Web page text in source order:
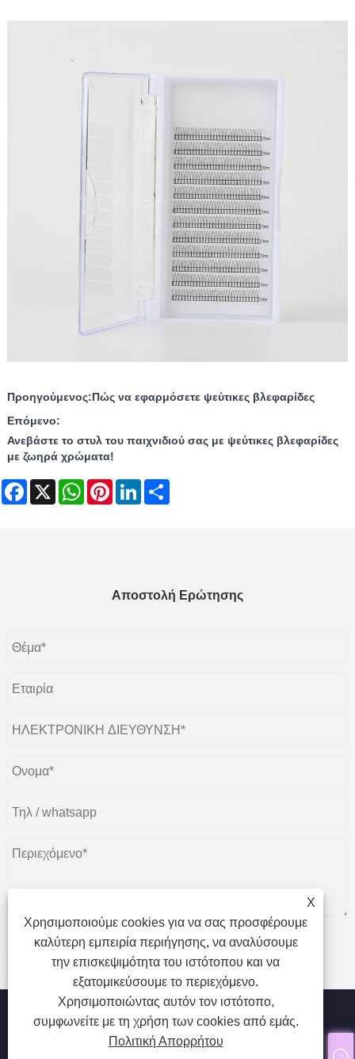
Προηγούμενος:Πώς να εφαρμόσετε ψεύτικες βλεφαρίδες
Επόμενο:
Ανεβάστε το στυλ του παιχνιδιού σας με ψεύτικες βλεφαρίδες
με ζωηρά χρώματα!
Facebook
X WhatsAppPinterestLinkedIn
Αποστολή Ερώτησης
υποβάλλουν
X
Χρησιμοποιούμε cookies για να σας προσφέρουμε
καλύτερη εμπειρία περιήγησης, να αναλύσουμε
την επισκεψιμότητα του ιστότοπου και να
εξατομικεύσουμε το περιεχόμενο.
Χρησιμοποιώντας αυτόν τον ιστότοπο,
συμφωνείτε με τη χρήση των cookies από εμάς.
Πολιτική Απορρήτου